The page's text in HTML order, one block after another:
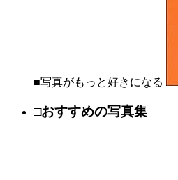
■写真がもっと好きになる
□おすすめの写真集